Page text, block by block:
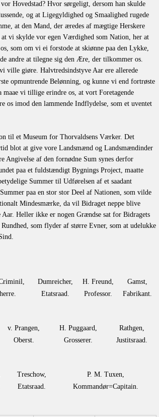
Hovedstad? Hvor sørgeligt, dersom han skulde
og at Ligegyldighed og Smaalighed rugede
at den Mand, der æredes af mægtige Herskere
vi skylde vor egen Værdighed som Nation, her at
som om vi ei forstode at skiønne paa den Lykke,
andre at tilegne sig den Ære, der tilkommer os.
ville giøre. Halvtredsindstyve Aar ere allerede
opmuntrende Belønning, og kunne vi end fortrøste
vi tillige erindre os, at vort Foretagende
os imod den lammende Indflydelse, som et uventet
til et Museum for Thorvaldsens Værker. Det
blot at give vore Landsmænd og Landsmændinder
Angivelse af den fornødne Sum synes derfor
paa et fuldstændigt Bygnings Project, maatte
Summer til Udførelsen af et saadant
paa en stor stor Deel af Nationen, som vilde
Mindesmærke, da vil Bidraget neppe blive
Heller ikke er nogen Grændse sat for Bidragets
som flyder af større Evner, som at udelukke
Dumreicher, H. Freund,
Gamst,
Etatsraad. Professor. Fabrikant.
v. Prangen, H. Puggaard,
Rathgen,
Oberst. Grosserer. Justitsraad.
Treschow,
P. M. Tuxen,
Etatsraad. Kommandør=Capitain.